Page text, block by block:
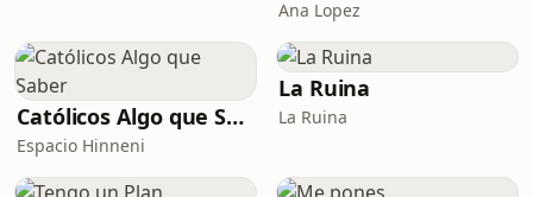
Ana Lopez
Católicos Algo que Saber
Espacio Hinneni
La Ruina
La Ruina